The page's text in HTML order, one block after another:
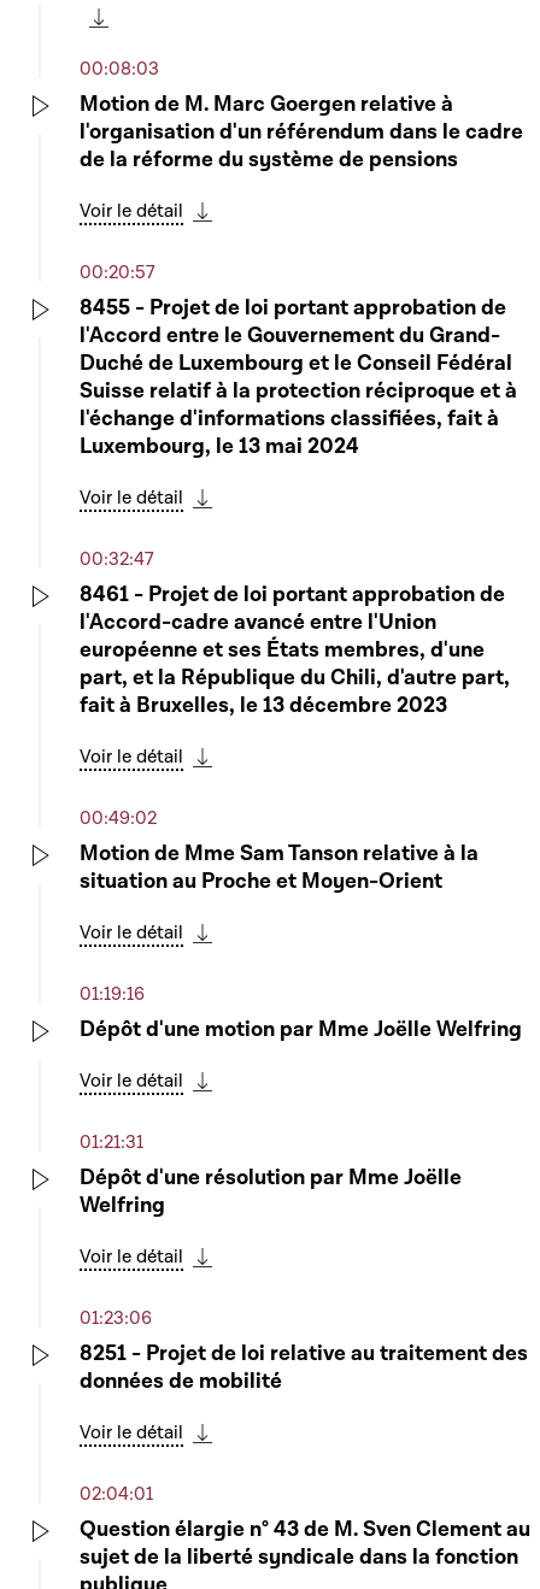
00:08:03
Motion de M. Marc Goergen relative à
l'organisation d'un référendum dans le cadre
de la réforme du système de pensions
Voir le détail
00:20:57
8455 - Projet de loi portant approbation de
l'Accord entre le Gouvernement du Grand-
Duché de Luxembourg et le Conseil Fédéral
Suisse relatif à la protection réciproque et à
l'échange d'informations classifiées, fait à
Luxembourg, le 13 mai 2024
Voir le détail
00:32:47
8461 - Projet de loi portant approbation de
l'Accord-cadre avancé entre l'Union
européenne et ses États membres, d'une
part, et la République du Chili, d'autre part,
fait à Bruxelles, le 13 décembre 2023
Voir le détail
00:49:02
Motion de Mme Sam Tanson relative à la
situation au Proche et Moyen-Orient
Voir le détail
01:19:16
Dépôt d'une motion par Mme Joëlle Welfring
Voir le détail
01:21:31
Dépôt d'une résolution par Mme Joëlle
Welfring
Voir le détail
01:23:06
8251 - Projet de loi relative au traitement des
données de mobilité
Voir le détail
02:04:01
Question élargie n° 43 de M. Sven Clement au
sujet de la liberté syndicale dans la fonction